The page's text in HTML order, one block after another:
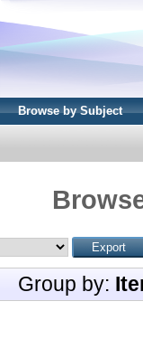
Browse by Subject
Group by: